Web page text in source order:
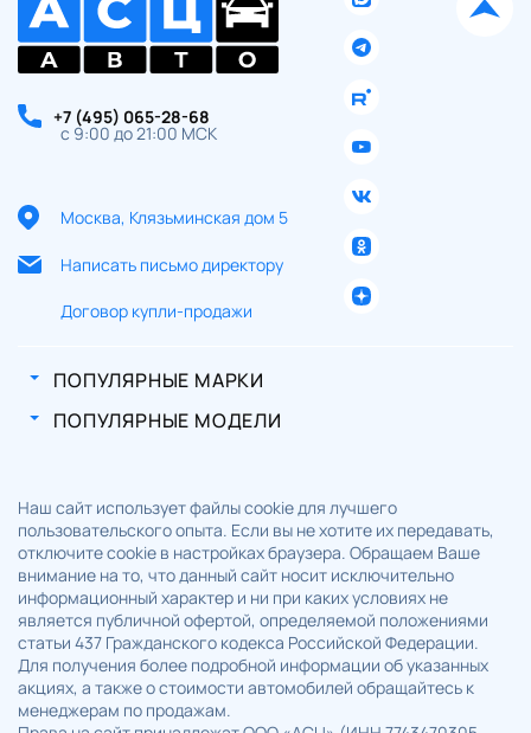
+7 (495) 065-28-68
с 9:00 до 21:00 МСК
Москва, Клязьминская дом 5
Написать письмо директору
Договор купли-продажи
ПОПУЛЯРНЫЕ МАРКИ
ПОПУЛЯРНЫЕ МОДЕЛИ
Наш сайт использует файлы cookie для лучшего
пользовательского опыта. Если вы не хотите их передавать,
отключите cookie в настройках браузера. Обращаем Ваше
внимание на то, что данный сайт носит исключительно
информационный характер и ни при каких условиях не
является публичной офертой, определяемой положениями
статьи 437 Гражданского кодекса Российской Федерации.
Для получения более подробной информации об указанных
акциях, а также о стоимости автомобилей обращайтесь к
менеджерам по продажам.